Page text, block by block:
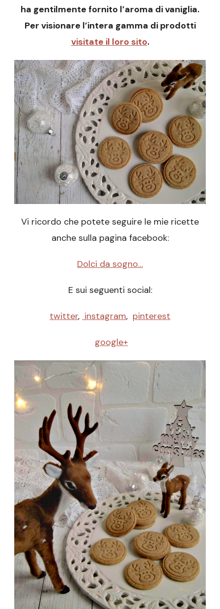
ha gentilmente fornito l’aroma di vaniglia.
Per visionare l’intera gamma di prodotti
visitate il loro sito.
Vi ricordo che potete seguire le mie ricette
anche sulla pagina facebook:
Dolci da sogno…
E sui seguenti social:
twitter, instagram, pinterest
google+